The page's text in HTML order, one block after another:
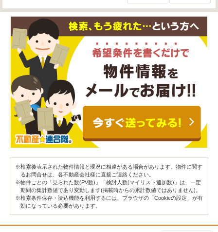
※検索後表示された物件情報と現況に相違がある場合があります。物件に関す
るお問合せは、各不動産会社様に直接ご連絡ください。
※物件ごとの「見られた数(PV数)」「検討人数(マイリスト追加数)」は、一定
期間の集計数値であり変動します(掲載時からの累計数値ではありません)。
※検索条件保存・読込機能を利用するには、ブラウザの「Cookieの設定」が有
効になっている必要があります。